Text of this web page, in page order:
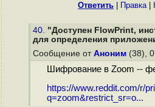
Ответить Правка|
40. "Доступен FlowPrint,
для определения
Сообщение от Аноним (38),
Шифрование в Zoom --
https://www.reddit.com/r/
q=zoom&restrict_sr=o...